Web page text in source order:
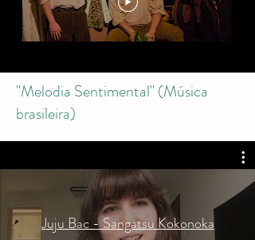
"Melodia Sentimental" (Música
brasileira)
Juju Bac - Sangatsu Kokonoka